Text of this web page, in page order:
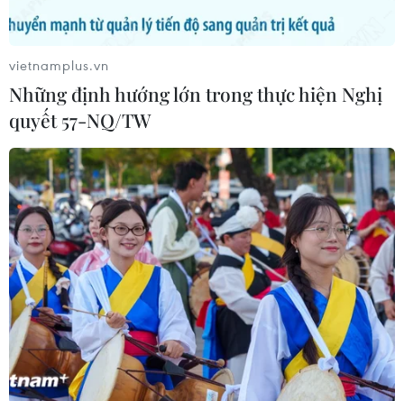
vietnamplus.vn
Những định hướng lớn trong thực hiện Nghị
quyết 57-NQ/TW